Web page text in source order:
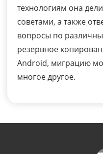
технологиям она
советами, а также
вопросы по
резервное
Android, миграцию
многое другое.